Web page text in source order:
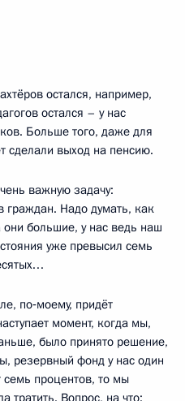
остался, например,
остался – у нас
Больше того, даже для
сделали выход на пенсию.
важную задачу:
граждан. Надо думать, как
большие, у нас ведь наш
уже превысил семь
по‑моему, придёт
момент, когда мы,
было принято решение,
резервный фонд у нас один
процентов, то мы
тратить. Вопрос, на что: